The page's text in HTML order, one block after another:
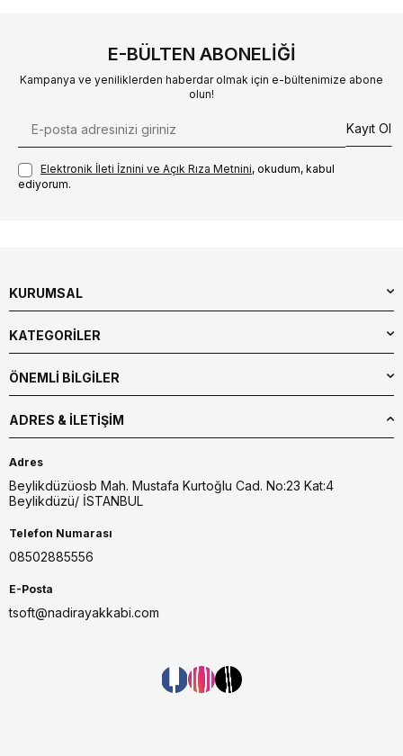
E-BÜLTEN ABONELIĞI
Kampanya ve yeniliklerden haberdar olmak için e-bültenimize abone
olun!
Kayıt Ol
Elektronik İleti İzni‌ni ve Açık Rıza Metni‌ni, okudum, kabul
ediyorum.
KURUMSAL
KATEGORİLER
ÖNEMLİ BİLGİLER
ADRES & İLETIŞIM
Adres
Beylikdüzüosb Mah. Mustafa Kurtoğlu Cad. No:23 Kat:4
Beylikdüzü/ İSTANBUL
Telefon Numarası
08502885556
E-Posta
tsoft@nadirayakkabi.com